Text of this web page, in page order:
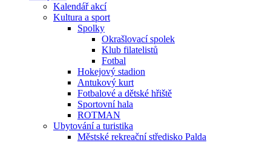
Kalendář akcí
Kultura a sport
Spolky
Okrašlovací spolek
Klub filatelistů
Fotbal
Hokejový stadion
Antukový kurt
Fotbalové a dětské hřiště
Sportovní hala
ROTMAN
Ubytování a turistika
Městské rekreační středisko Palda